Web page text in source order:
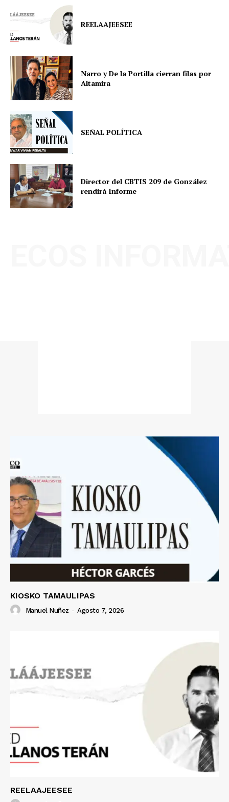
REELAAJEESEE
Narro y De la Portilla cierran filas por
Altamira
SEÑAL POLÍTICA
Director del CBTIS 209 de González
rendirá Informe
KIOSKO TAMAULIPAS
Manuel Nuñez - Agosto 7, 2026
REELAAJEESEE